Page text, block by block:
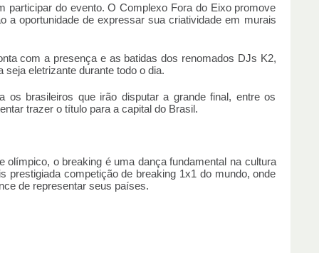
participar do evento. O Complexo Fora do Eixo promove
a oportunidade de expressar sua criatividade em murais
com a presença e as batidas dos renomados DJs K2,
eletrizante durante todo o dia.
brasileiros que irão disputar a grande final, entre os
trazer o título para a capital do Brasil.
olímpico, o breaking é uma dança fundamental na cultura
competição de breaking 1x1 do mundo, onde
de representar seus países.